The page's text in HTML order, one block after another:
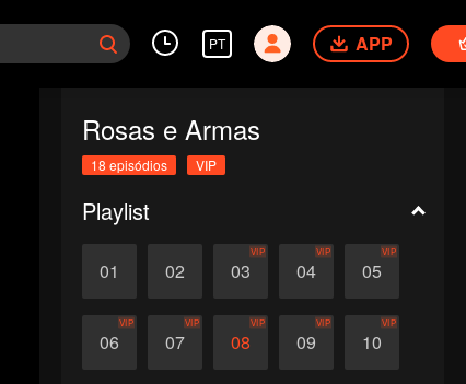
PT APP
Rosas e Armas
18 episódios VIP
Playlist
01 02 03
VIP
04
VIP
05
VIP
06
VIP
07
VIP
08
VIP
09
VIP
10
VIP